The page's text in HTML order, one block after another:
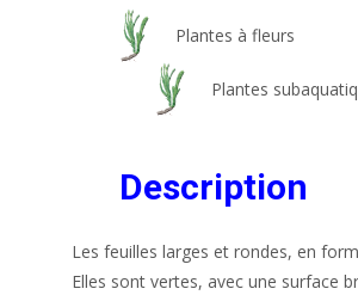
Plantes à fleurs
Plantes
Description
Les feuilles larges et rondes, en
Elles sont vertes, avec une surface